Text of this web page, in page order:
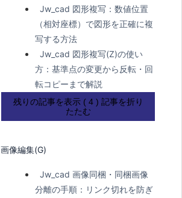
Jw_cad 図形複写：数値位置
（相対座標）で図形を正確に複
写する方法
Jw_cad 図形複写(Z)の使い
方：基準点の変更から反転・回
転コピーまで解説
残りの記事を表示 ( 4 ) 記事を折り
たたむ
画像編集(G)
Jw_cad 画像同梱・同梱画像
分離の手順：リンク切れを防ぎ